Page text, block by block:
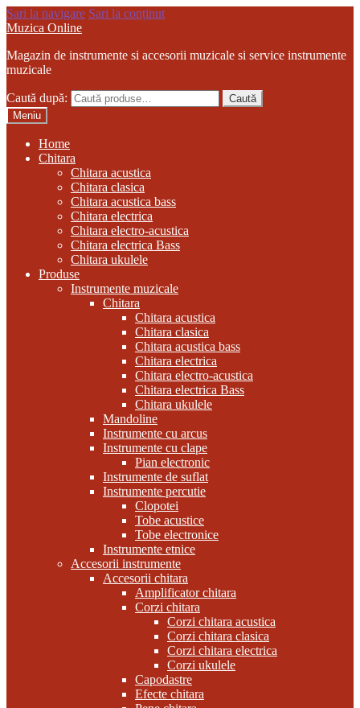
Sari la navigare Sari la conținut
Muzica Online
Magazin de instrumente si accesorii muzicale si service instrumente
muzicale
Caută după:
Caută
Meniu
Home
Chitara
Chitara acustica
Chitara clasica
Chitara acustica bass
Chitara electrica
Chitara electro-acustica
Chitara electrica Bass
Chitara ukulele
Produse
Instrumente muzicale
Chitara
Chitara acustica
Chitara clasica
Chitara acustica bass
Chitara electrica
Chitara electro-acustica
Chitara electrica Bass
Chitara ukulele
Mandoline
Instrumente cu arcus
Instrumente cu clape
Pian electronic
Instrumente de suflat
Instrumente percutie
Clopotei
Tobe acustice
Tobe electronice
Instrumente etnice
Accesorii instrumente
Accesorii chitara
Amplificator chitara
Corzi chitara
Corzi chitara acustica
Corzi chitara clasica
Corzi chitara electrica
Corzi ukulele
Capodastre
Efecte chitara